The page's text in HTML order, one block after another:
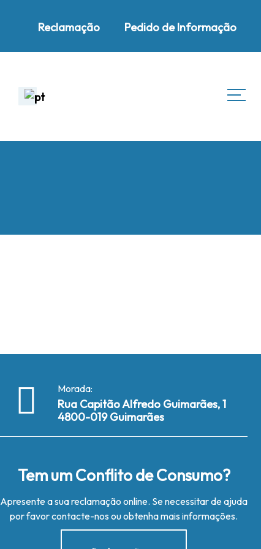
Reclamação Pedido de Informação
Morada:
Rua Capitão Alfredo Guimarães, 1
4800-019 Guimarães
Tem um Conflito de Consumo?
Apresente a sua reclamação online. Se necessitar de ajuda
por favor contacte-nos ou obtenha mais informações.